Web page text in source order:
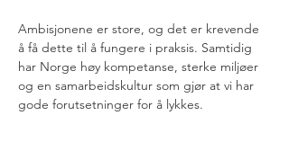
Ambisjonene er store, og det er krevende
å få dette til å fungere i praksis. Samtidig
har Norge høy kompetanse, sterke miljøer
og en samarbeidskultur som gjør at vi har
gode forutsetninger for å lykkes.